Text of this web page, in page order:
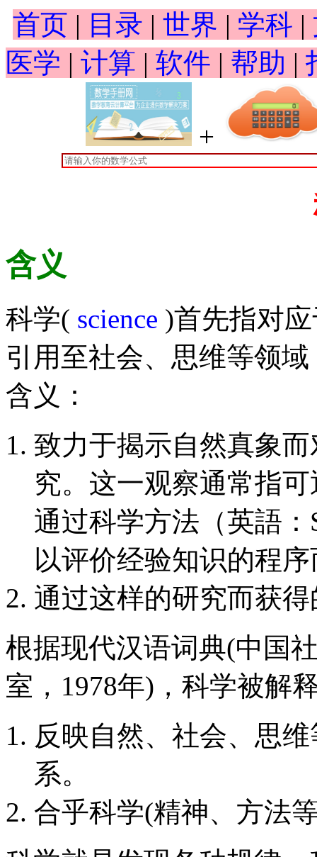
首页 | 目录 | 世界 | 学科 |
医学 | 计算 | 软件 | 帮助 |
+
含义
科学( science )首先指对
引用至社会、思维等领
含义：
致力于揭示自然真象
究。这一观察通常指
通过科学方法（英語
以评价经验知识的程
通过这样的研究而获
根据现代汉语词典(中国
室，1978年)，科学被解
反映自然、社会、思
系。
合乎科学(精神、方法